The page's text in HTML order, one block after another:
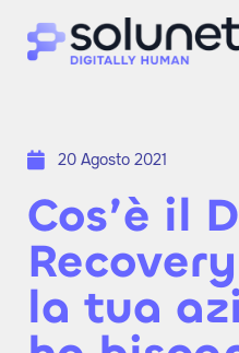
20 Agosto 2021
Cos’è il
la tua